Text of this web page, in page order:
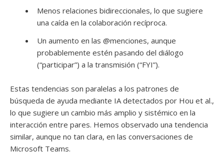
Menos relaciones bidireccionales, lo que sugiere
una caída en la colaboración recíproca.
Un aumento en las @menciones, aunque
probablemente estén pasando del diálogo
(“participar”) a la transmisión (“FYI”).
Estas tendencias son paralelas a los patrones de
búsqueda de ayuda mediante IA detectados por Hou et al.,
lo que sugiere un cambio más amplio y sistémico en la
interacción entre pares. Hemos observado una tendencia
similar, aunque no tan clara, en las conversaciones de
Microsoft Teams.